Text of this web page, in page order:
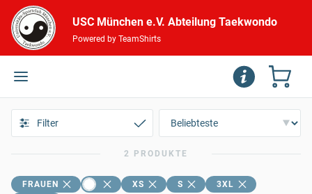
USC München e.V. Abteilung Taekwondo
Powered by TeamShirts
Filter
2 PRODUKTE
FRAUEN XS S
3XL